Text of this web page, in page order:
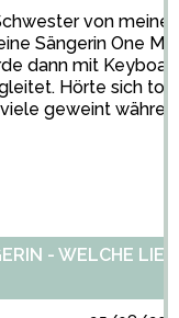
von
Sängerin One
dann mit
Hörte sich
geweint
- WELCHE